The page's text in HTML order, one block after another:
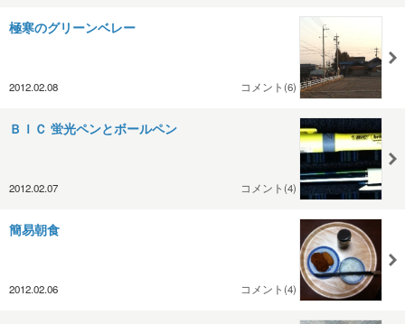
極寒のグリーンベレー
2012.02.08 コメント(6)
ＢＩＣ 蛍光ペンとボールペン
2012.02.07 コメント(4)
簡易朝食
2012.02.06 コメント(4)